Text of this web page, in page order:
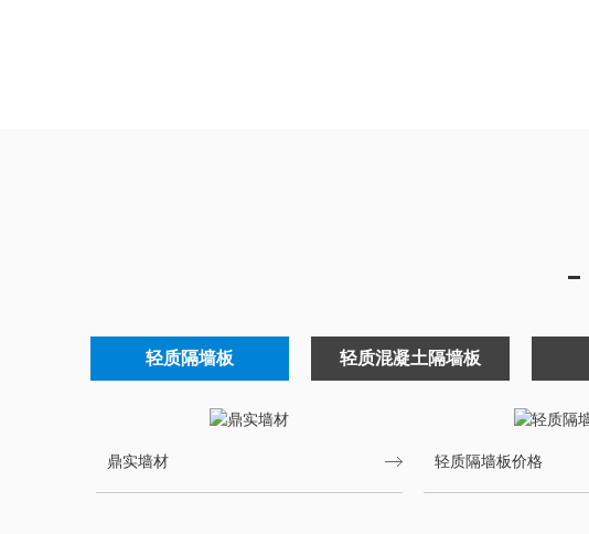
轻质隔墙板 轻质混凝土隔墙板
鼎实墙材 轻质隔墙板价格